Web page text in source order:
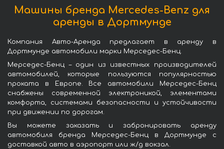
Машины бренда Mercedes-Benz для
аренды в Дортмунде
Компания Авто-Аренда предлагает в аренду в
Дортмунде автомобили марки Мерседес-Бенц.
Мерседес-Бенц – один из известных производителей
автомобилей, которые пользуются популярностью
проката в Европе. Все автомобили Мерседес-Бенц
снабжены современной электроникой, элементами
комфорта, системами безопасности и устойчивости
при движении по дорогам.
Вы можете заказать и забронировать аренду
автомобиля бренда Мерседес-Бенц в Дортмунде с
доставкой авто в аэропорт или ж/д вокзал.